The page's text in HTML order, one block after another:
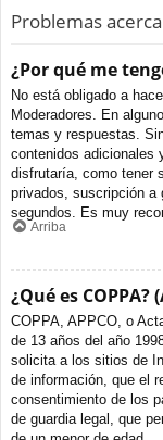
Problemas
¿Por qué me
No está obligado a
Moderadores. En
temas y respuestas.
contenidos adicionales
disfrutaría, como tener
privados, suscripción a
segundos. Es muy
Arriba
¿Qué es COPPA?
COPPA, APPCO, o
de 13 años del año
solicita a los sitios de
de información, que el
consentimiento de los
de guardia legal, que